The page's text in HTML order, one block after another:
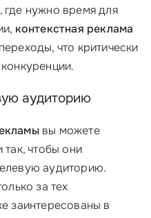
, где нужно время для
контекстная реклама
что критически
аудиторию
вы можете
так, чтобы они
аудиторию.
за тех
заинтересованы в